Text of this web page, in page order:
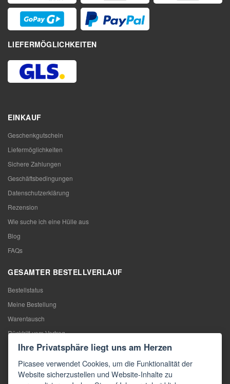
LIEFERMÖGLICHKEITEN
EINKAUF
Geschenkgutschein
Liefermöglichkeiten
Sichere Zahlungen
Geschäftsbedingungen
Datenschutzerklärung
Rezension
Wie suche ich eine Hülle aus
Blog
FAQs
GESAMTER BESTELLVERLAUF
Bestellstatus
Meine Bestellung
Warentausch
Rücktritt vom Vertrag
Reklamation
KONTAKTE
Ihre Privatsphäre liegt uns am Herzen
Picasee verwendet Cookies, um die Funktionalität der
Website sicherzustellen und Website-Inhalte zu